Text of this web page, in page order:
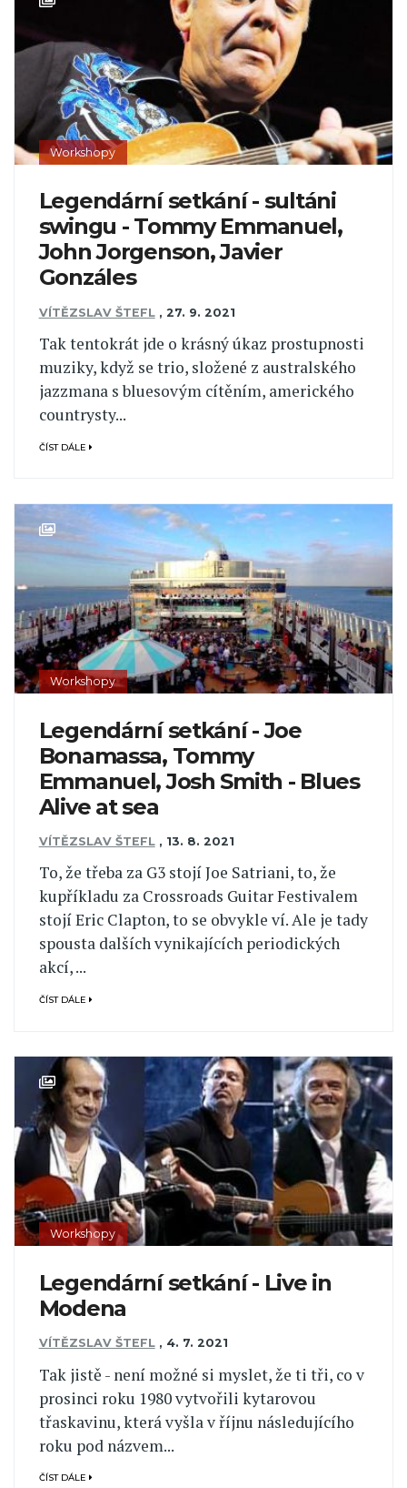
Workshopy
Legendární setkání - sultáni
swingu - Tommy Emmanuel,
John Jorgenson, Javier
Gonzáles
VÍTĚZSLAV ŠTEFL , 27. 9. 2021
Tak tentokrát jde o krásný úkaz prostupnosti
muziky, když se trio, složené z australského
jazzmana s bluesovým cítěním, amerického
countrysty...
ČÍST DÁLE
Workshopy
Legendární setkání - Joe
Bonamassa, Tommy
Emmanuel, Josh Smith - Blues
Alive at sea
VÍTĚZSLAV ŠTEFL , 13. 8. 2021
To, že třeba za G3 stojí Joe Satriani, to, že
kupříkladu za Crossroads Guitar Festivalem
stojí Eric Clapton, to se obvykle ví. Ale je tady
spousta dalších vynikajících periodických
akcí, ...
ČÍST DÁLE
Workshopy
Legendární setkání - Live in
Modena
VÍTĚZSLAV ŠTEFL , 4. 7. 2021
Tak jistě - není možné si myslet, že ti tři, co v
prosinci roku 1980 vytvořili kytarovou
třaskavinu, která vyšla v říjnu následujícího
roku pod názvem...
ČÍST DÁLE